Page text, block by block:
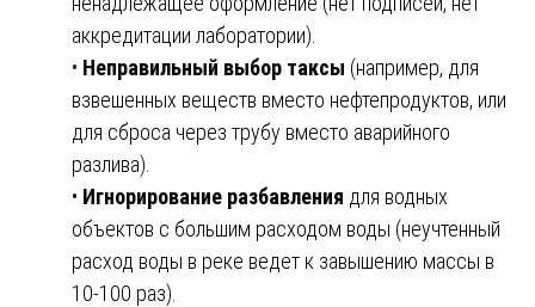
аккредитации лаборатории).
• Неправильный выбор таксы (например, для
взвешенных веществ вместо нефтепродуктов, или
для сброса через трубу вместо аварийного
разлива).
• Игнорирование разбавления для водных
объектов с большим расходом воды (неучтенный
расход воды в реке ведет к завышению массы в
10-100 раз).